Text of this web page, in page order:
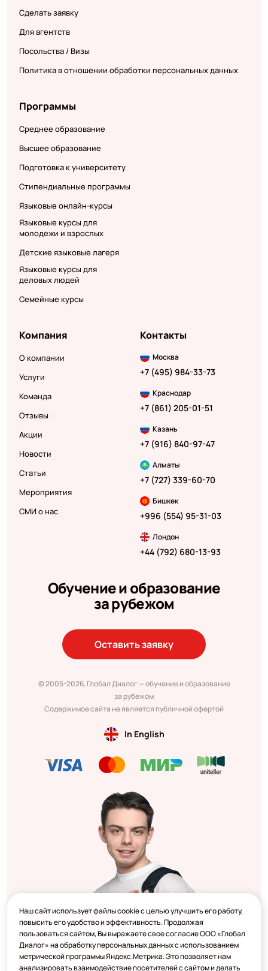
Сделать заявку
Для агентств
Посольства / Визы
Политика в отношении обработки персональных данных
Программы
Среднее образование
Высшее образование
Подготовка к университету
Стипендиальные программы
Языковые онлайн-курсы
Языковые курсы для
молодежи и взрослых
Детские языковые лагеря
Языковые курсы для
деловых людей
Семейные курсы
Компания
О компании
Услуги
Команда
Отзывы
Акции
Новости
Статьи
Мероприятия
СМИ о нас
Контакты
Москва
+7 (495) 984-33-73
Краснодар
+7 (861) 205-01-51
Казань
+7 (916) 840-97-47
Алматы
+7 (727) 339-60-70
Бишкек
+996 (554) 95-31-03
Лондон
+44 (792) 680-13-93
Обучение и образование
за рубежом
Оставить заявку
© 2005-2026, Глобал Диалог — обучение и образование
за рубежом
Содержимое сайта не является публичной офертой
In English
Наш сайт использует файлы cookie с целью улучшить его работу,
повысить его удобство и эффективность. Продолжая
пользоваться сайтом, Вы выражаете свое согласие ООО «Глобал
Диалог» на обработку персональных данных с использованием
метрической программы Яндекс.Метрика. Это позволяет нам
анализировать взаимодействие посетителей с сайтом и делать